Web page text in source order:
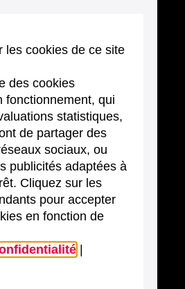
les cookies de ce site
des cookies
fonctionnement, qui
statistiques,
de partager des
sociaux, ou
publicités adaptées à
Cliquez sur les
pour accepter
en fonction de